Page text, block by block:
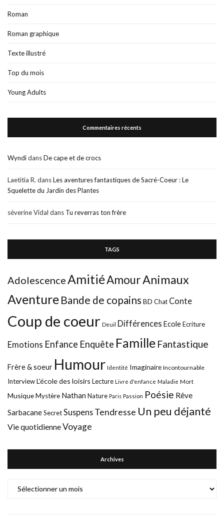
Roman
Roman graphique
Texte illustré
Top du mois
Young Adults
Commentaires récents
WyndidansDe cape et de crocs
Laetitia R. dansLes aventures fantastiques de Sacré-Coeur : Le
Squelette du Jardin des Plantes
séverine Vidal dans Tu reverras ton frère
TAGS
Adolescence AmitiéAmourAnimaux
Aventure Bande de copains BD Chat Conte
Coup de coeur Deuil Différences EcoleEcriture
Emotions Enfance Enquête Famille Fantastique
Frère & soeur Humour Identité Imaginaire Incontournable
InterviewL'école des loisirs Lecture Livre d'enfance Maladie Mort
MusiqueMystère Nathan Nature Paris Passion Poésie Rêve
SarbacaneSecret Suspens Tendresse Un peu déjanté
Vie quotidienneVoyage
Archives